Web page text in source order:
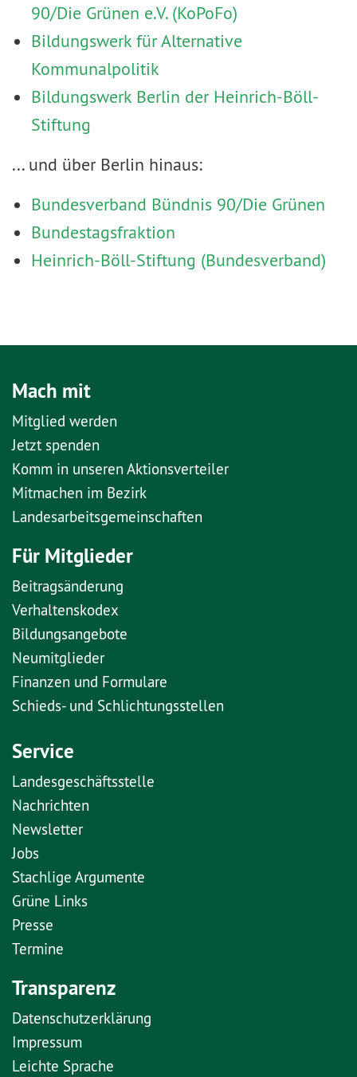
90/Die Grünen e.V. (KoPoFo)
Bildungswerk für Alternative
Kommunalpolitik
Bildungswerk Berlin der Heinrich-Böll-
Stiftung
... und über Berlin hinaus:
Bundesverband Bündnis 90/Die Grünen
Bundestagsfraktion
Heinrich-Böll-Stiftung (Bundesverband)
Mach mit
Mitglied werden
Jetzt spenden
Komm in unseren Aktionsverteiler
Mitmachen im Bezirk
Landesarbeitsgemeinschaften
Für Mitglieder
Beitragsänderung
Verhaltenskodex
Bildungsangebote
Neumitglieder
Finanzen und Formulare
Schieds- und Schlichtungsstellen
Service
Landesgeschäftsstelle
Nachrichten
Newsletter
Jobs
Stachlige Argumente
Grüne Links
Presse
Termine
Transparenz
Datenschutzerklärung
Impressum
Leichte Sprache